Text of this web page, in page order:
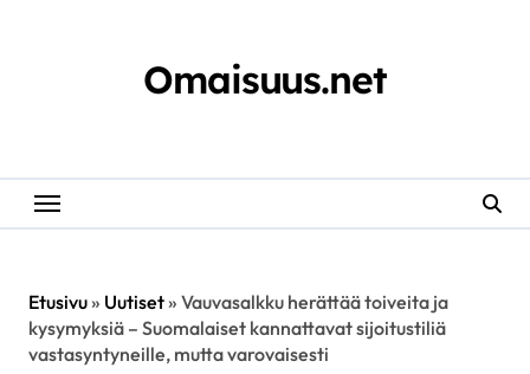
Omaisuus.net
Etusivu» Uutiset» Vauvasalkku herättää toiveita ja
kysymyksiä – Suomalaiset kannattavat sijoitustiliä
vastasyntyneille, mutta varovaisesti